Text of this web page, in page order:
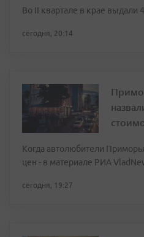
Во II квартале в крае выдали
сегодня, 20:14
Когда автолюбители
цен - в материале РИА
сегодня, 19:27